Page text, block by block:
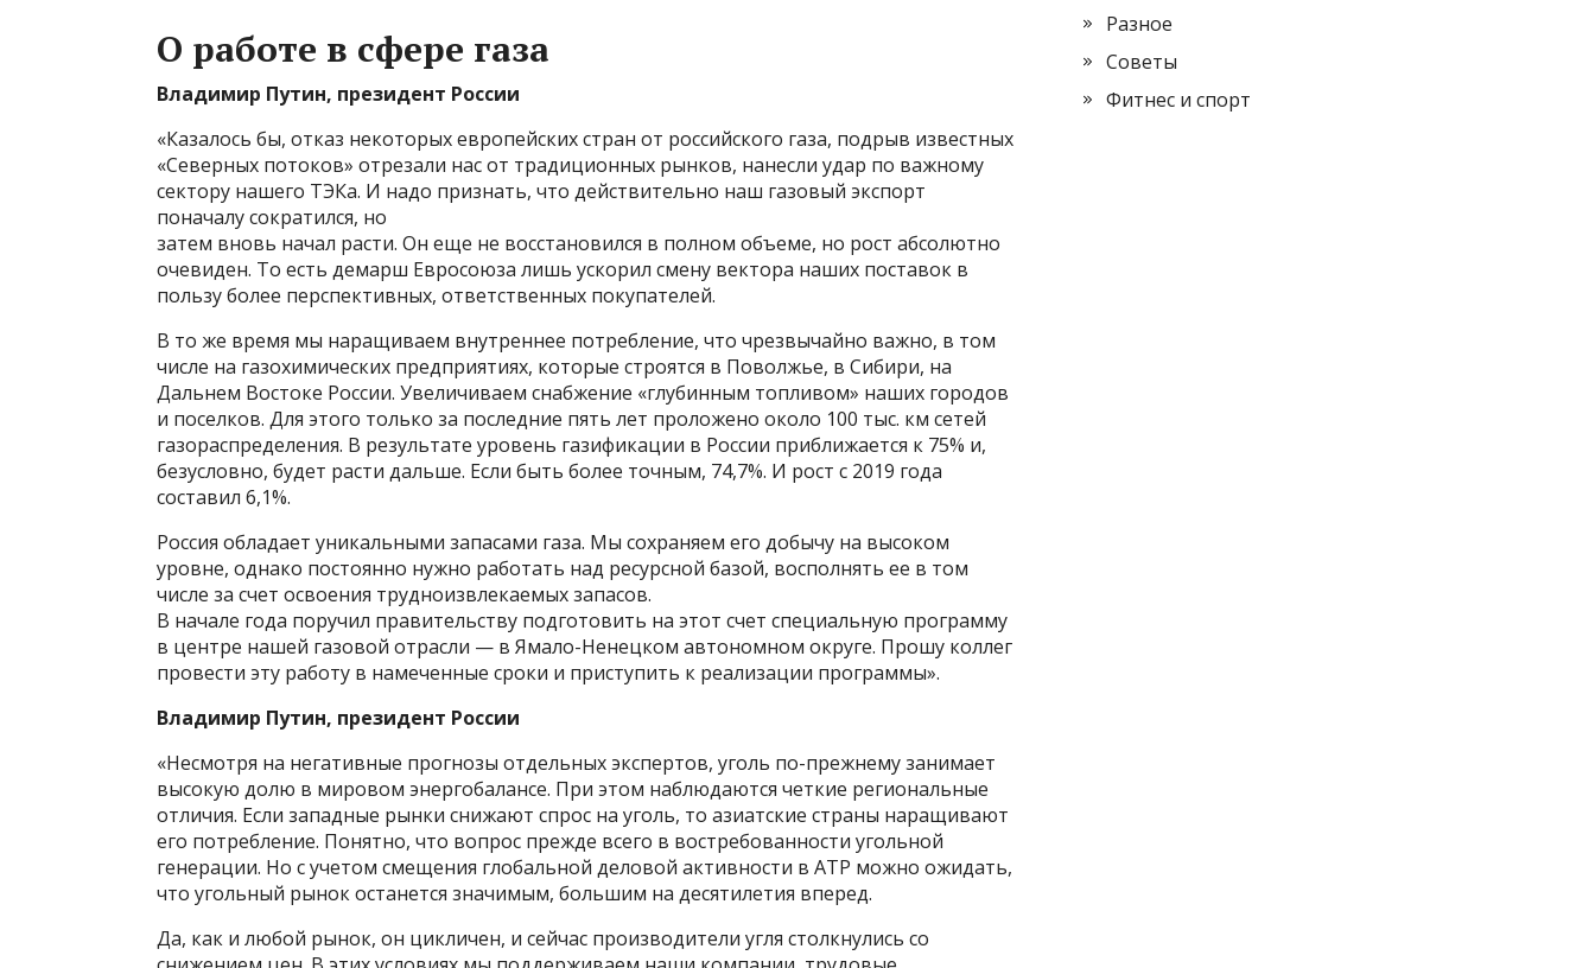
О работе в сфере газа
Владимир Путин, президент России
«Казалось бы, отказ некоторых европейских стран от российского газа, подрыв известных
«Северных потоков» отрезали нас от традиционных рынков, нанесли удар по важному
сектору нашего ТЭКа. И надо признать, что действительно наш газовый экспорт
поначалу сократился, но
затем вновь начал расти. Он еще не восстановился в полном объеме, но рост абсолютно
очевиден. То есть демарш Евросоюза лишь ускорил смену вектора наших поставок в
пользу более перспективных, ответственных покупателей.
В то же время мы наращиваем внутреннее потребление, что чрезвычайно важно, в том
числе на газохимических предприятиях, которые строятся в Поволжье, в Сибири, на
Дальнем Востоке России. Увеличиваем снабжение «глубинным топливом» наших городов
и поселков. Для этого только за последние пять лет проложено около 100 тыс. км сетей
газораспределения. В результате уровень газификации в России приближается к 75% и,
безусловно, будет расти дальше. Если быть более точным, 74,7%. И рост с 2019 года
составил 6,1%.
Россия обладает уникальными запасами газа. Мы сохраняем его добычу на высоком
уровне, однако постоянно нужно работать над ресурсной базой, восполнять ее в том
числе за счет освоения трудноизвлекаемых запасов.
В начале года поручил правительству подготовить на этот счет специальную программу
в центре нашей газовой отрасли — в Ямало-Ненецком автономном округе. Прошу коллег
провести эту работу в намеченные сроки и приступить к реализации программы».
Владимир Путин, президент России
«Несмотря на негативные прогнозы отдельных экспертов, уголь по-прежнему занимает
высокую долю в мировом энергобалансе. При этом наблюдаются четкие региональные
отличия. Если западные рынки снижают спрос на уголь, то азиатские страны наращивают
его потребление. Понятно, что вопрос прежде всего в востребованности угольной
генерации. Но с учетом смещения глобальной деловой активности в АТР можно ожидать,
что угольный рынок останется значимым, большим на десятилетия вперед.
Да, как и любой рынок, он цикличен, и сейчас производители угля столкнулись со
Разное
Советы
Фитнес и спорт